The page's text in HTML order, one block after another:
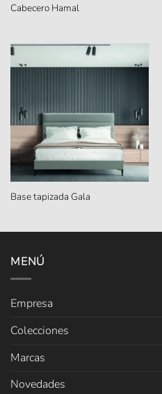
Cabecero Hamal
Base tapizada Gala
MENÚ
Empresa
Colecciones
Marcas
Novedades